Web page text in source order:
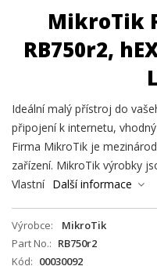
MikroTik
RB750r2,
Ideální malý přístroj do
připojení k internetu,
Firma MikroTik je
zařízení. MikroTik výrobky
Vlastní Další informace
Výrobce
MikroTik
Part No.
RB750r2
Kód
00030092